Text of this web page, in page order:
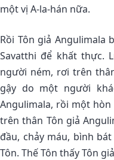
một vị A-la-hán nữa.
Rồi Tôn giả Angulimala
Savatthi để khất thực.
người ném, rơi trên
gậy do một người
Angulimala, rồi một
trên thân Tôn giả
đầu, chảy máu, bình
Tôn. Thế Tôn thấy Tôn